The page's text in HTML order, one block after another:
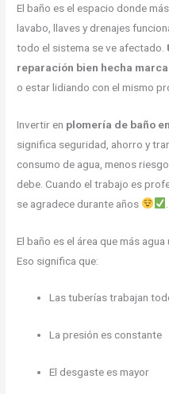
El baño es el espacio donde
lavabo, llaves y drenajes
todo el sistema se ve afectado.
reparación bien hecha
o estar lidiando con el mismo
Invertir en plomería de baño
significa seguridad, ahorro y
consumo de agua, menos
debe. Cuando el trabajo es
se agradece durante años
El baño es el área que más
Eso significa que:
Las tuberías trabajan
La presión es constante
El desgaste es mayor